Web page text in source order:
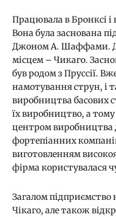
Працювала в Бронксі і
Вона була заснована
Джоном А. Шаффами.
місцем – Чикаго.
був родом з Пруссії.
намотування струн, і
виробництва басових
їх виробництво, а тому
центром виробництва
фортепіанних
виготовленням
фірма користувалася
Загалом підприємство
Чікаго, але також